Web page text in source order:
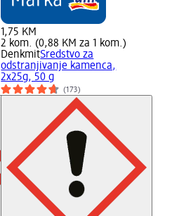
1,75 KM
2 kom. (0,88 KM za 1 kom.)
DenkmitSredstvo za
odstranjivanje kamenca,
2x25g, 50 g
(173)